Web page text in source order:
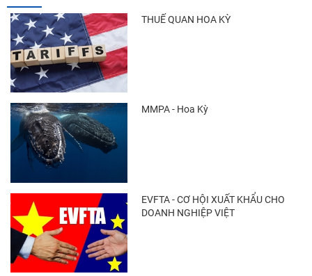
Trung Quốc tăng mạnh nhập khẩu mực,
Điểm tin thủy sản thế giới ngày 3/8/2026
THUẾ QUAN HOA KỲ
MMPA - Hoa Kỳ
EVFTA - CƠ HỘI XUẤT KHẨU CHO
DOANH NGHIỆP VIỆT